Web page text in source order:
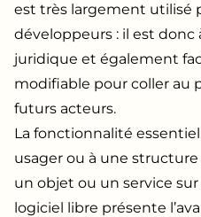
est très largement utilisé
développeurs : il est donc
juridique et également
modifiable pour coller au
futurs acteurs.
La fonctionnalité
usager ou à une
un objet ou un service
logiciel libre présente